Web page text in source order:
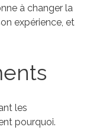
à changer la
expérience, et
les
pourquoi.